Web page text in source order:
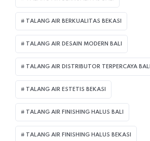
TALANG AIR BERKUALITAS BEKASI
TALANG AIR DESAIN MODERN BALI
TALANG AIR DISTRIBUTOR TERPERCAYA BALI
TALANG AIR ESTETIS BEKASI
TALANG AIR FINISHING HALUS BALI
TALANG AIR FINISHING HALUS BEKASI